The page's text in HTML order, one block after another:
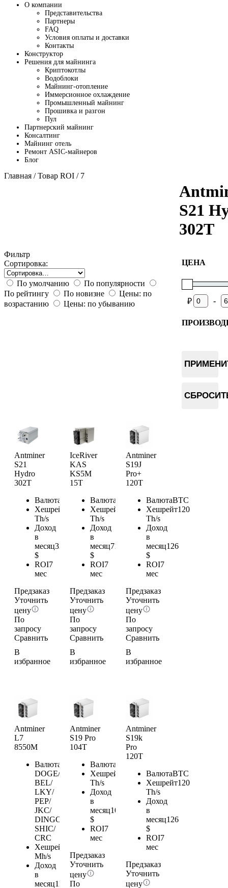
О компании
Представительства
Партнеры
FAQ
Условия оплаты и доставки
Контакты
Конструктор
Решения для майнинга
Криптокотлы
Водоблоки
Майнинг-отопление
Иммерсионное охлаждение
Промышленный майнинг
Прошивка и разгон
Пул
Партнерский майнинг
Консалтинг
Майнинг отель
Ремонт ASIC-майнеров
Блог
Главная / Товар ROI / 7
S21
302T
Фильтр
Сортировка:
По умолчанию
По популярности
По рейтингу
По новизне
Цены: по
возрастанию
Цены: по убыванию
ЦЕНА
₽ -
Canaan
Antminer
S21
Hydro
302T
Валюта
Хешрейт
Th/s
Доход
в
месяц324.45
$
ROI7
мес
Предзаказ
Уточнить
цену
По
запросу
Сравнить
В
избранное
IceRiver
KAS
KS5M
15T
Валюта
Хешрейт
Th/s
Доход
в
месяц71.55
$
ROI7
мес
Предзаказ
Уточнить
цену
По
запросу
Сравнить
В
избранное
Antminer
S19J
Pro+
120T
ВалютаBTC
Хешрейт120
Th/s
Доход
в
месяц126
$
ROI7
мес
Предзаказ
Уточнить
цену
По
запросу
Сравнить
В
избранное
Antminer
L7
8550M
Валюта
DOGE/
BEL/
LKY/
PEP/
JKC/
DINGO/
SHIC/
CRC
Хешрейт
Mh/s
Доход
в
месяц118.64
Antminer
S19 Pro
104T
Валюта
Хешрейт
Th/s
Доход
в
месяц109.2
$
ROI7
мес
Предзаказ
Уточнить
цену
По
Antminer
S19k
Pro
120T
ВалютаBTC
Хешрейт120
Th/s
Доход
в
месяц126
$
ROI7
мес
Предзаказ
Уточнить
цену